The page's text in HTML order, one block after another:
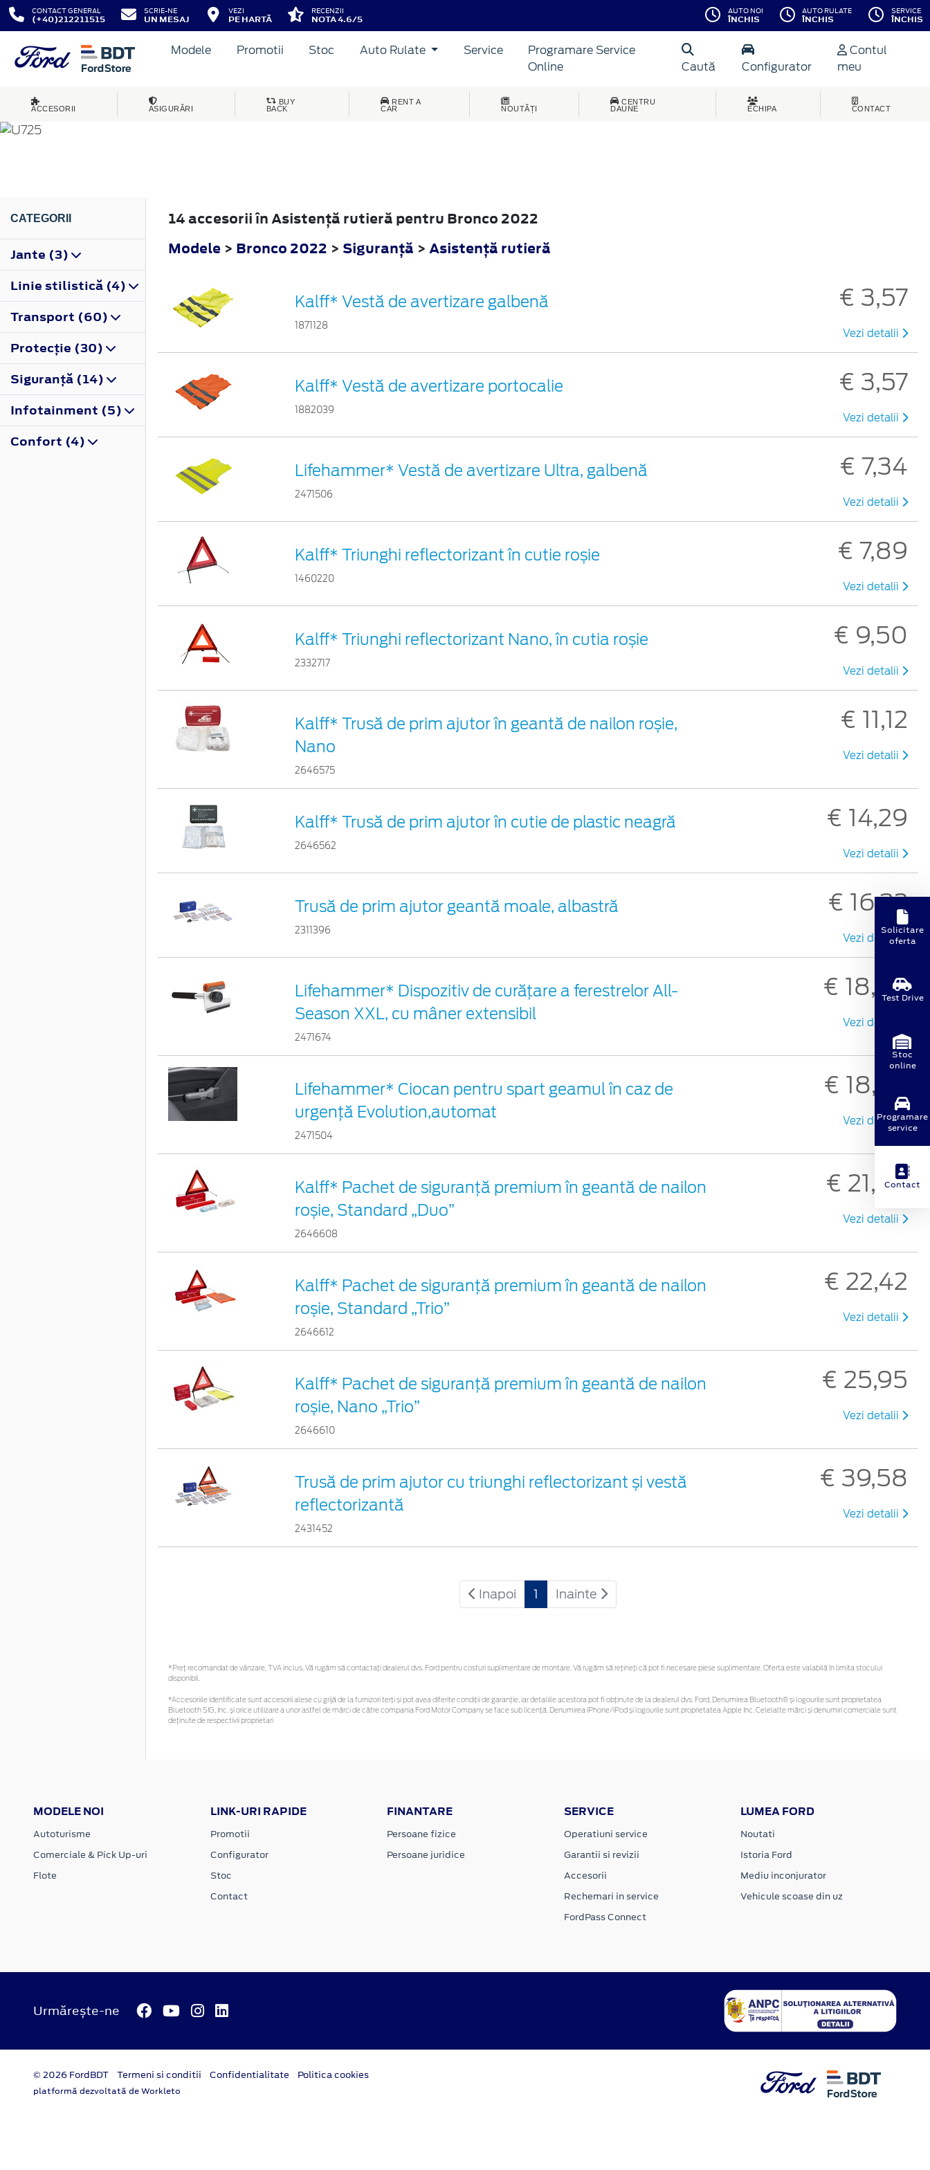
CONTACT GENERAL
(+40)212211515
SCRIE-NE
UN MESAJ
VEZI
PE HARTĂ
RECENZII
NOTA 4.6/5
AUTO NOI
ÎNCHIS
AUTO RULATE
ÎNCHIS
SERVICE
ÎNCHIS
Modele Promotii Stoc Auto Rulate Service
Programare Service
Online
Caută Configurator
Contul
meu
ACCESORII ASIGURĂRI
BUY
BACK
RENT A
CAR
NOUTĂȚI
CENTRU
DAUNE
ECHIPA CONTACT
BRONCO
CATEGORII
Jante (3)
Linie stilistică (4)
Transport (60)
Protecţie (30)
Siguranţă (14)
Infotainment (5)
Confort (4)
14 accesorii în Asistenţă rutieră pentru Bronco 2022
Modele > Bronco 2022 > Siguranţă > Asistenţă rutieră
Kalff* Vestă de avertizare galbenă
1871128
€ 3,57
Vezi detalii
Kalff* Vestă de avertizare portocalie
1882039
€ 3,57
Vezi detalii
Lifehammer* Vestă de avertizare Ultra, galbenă
2471506
€ 7,34
Vezi detalii
Kalff* Triunghi reflectorizant în cutie roșie
1460220
€ 7,89
Vezi detalii
Kalff* Triunghi reflectorizant Nano, în cutia roșie
2332717
€ 9,50
Vezi detalii
Kalff* Trusă de prim ajutor în geantă de nailon roșie,
Nano
2646575
€ 11,12
Vezi detalii
Kalff* Trusă de prim ajutor în cutie de plastic neagră
2646562
€ 14,29
Vezi detalii
Trusă de prim ajutor geantă moale, albastră
2311396
€ 16,32
Vezi detalii
Lifehammer* Dispozitiv de curățare a ferestrelor All-
Season XXL, cu mâner extensibil
2471674
€ 18,30
Vezi detalii
Lifehammer* Ciocan pentru spart geamul în caz de
urgenţă Evolution,automat
2471504
€ 18,98
Vezi detalii
Kalff* Pachet de siguranţă premium în geantă de nailon
roșie, Standard „Duo”
2646608
€ 21,48
Vezi detalii
Kalff* Pachet de siguranţă premium în geantă de nailon
roșie, Standard „Trio”
2646612
€ 22,42
Vezi detalii
Kalff* Pachet de siguranţă premium în geantă de nailon
roșie, Nano „Trio”
2646610
€ 25,95
Vezi detalii
Trusă de prim ajutor cu triunghi reflectorizant și vestă
reflectorizantă
2431452
€ 39,58
Vezi detalii
Inapoi 1 Inainte
*Preţ recomandat de vânzare, TVA inclus. Vă rugăm să contactaţi dealerul dvs. Ford pentru costuri suplimentare de montare. Vă rugăm să rețineți că pot fi necesare piese suplimentare. Oferta este valabilă în limita stocului
disponibil.
*Accesoriile identificate sunt accesorii alese cu grijă de la furnizori terți și pot avea diferite condiții de garanție, iar detaliile acestora pot fi obținute de la dealerul dvs. Ford. Denumirea Bluetooth® și logourile sunt proprietatea
Bluetooth SIG, Inc. și orice utilizare a unor astfel de mărci de către compania Ford Motor Company se face sub licență. Denumirea iPhone/iPod și logourile sunt proprietatea Apple Inc. Celelalte mărci și denumiri comerciale sunt
deținute de respectivii proprietari
MODELE NOI
Autoturisme
Comerciale & Pick Up-uri
Flote
LINK-URI RAPIDE
Promotii
Configurator
Stoc
Contact
FINANTARE
Persoane fizice
Persoane juridice
SERVICE
Operatiuni service
Garantii si revizii
Accesorii
Rechemari in service
FordPass Connect
LUMEA FORD
Noutati
Istoria Ford
Mediu inconjurator
Vehicule scoase din uz
Urmărește-ne
© 2026 FordBDT Termeni si conditii Confidentialitate Politica cookies
platformă dezvoltată de Workleto
Solicitare
oferta
Test Drive
Stoc
online
Programare
service
Contact